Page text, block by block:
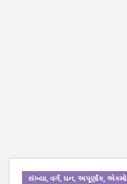
સંખ્યા, વર્ગ, ઘન, અપૂર્ણાંક, એકમો